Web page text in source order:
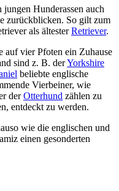
Hunderassen auch
zurückblicken. So gilt zum
als ältesterRetriever.
auf vier Pfoten ein Zuhause
sind z. B. derYorkshire
beliebte englische
Vierbeiner, wie
derOtterhund zählen zu
entdeckt zu werden.
wie die englischen und
einen gesonderten